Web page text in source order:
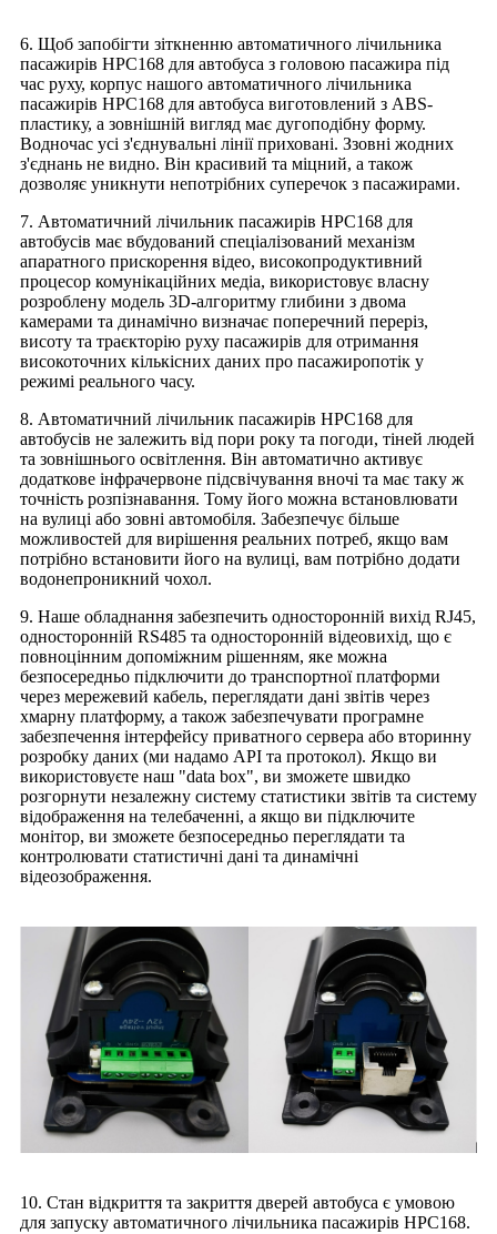
6. Щоб запобігти зіткненню автоматичного лічильника
пасажирів HPC168 для автобуса з головою пасажира під
час руху, корпус нашого автоматичного лічильника
пасажирів HPC168 для автобуса виготовлений з ABS-
пластику, а зовнішній вигляд має дугоподібну форму.
Водночас усі з'єднувальні лінії приховані. Ззовні жодних
з'єднань не видно. Він красивий та міцний, а також
дозволяє уникнути непотрібних суперечок з пасажирами.
7. Автоматичний лічильник пасажирів HPC168 для
автобусів має вбудований спеціалізований механізм
апаратного прискорення відео, високопродуктивний
процесор комунікаційних медіа, використовує власну
розроблену модель 3D-алгоритму глибини з двома
камерами та динамічно визначає поперечний переріз,
висоту та траєкторію руху пасажирів для отримання
високоточних кількісних даних про пасажиропотік у
режимі реального часу.
8. Автоматичний лічильник пасажирів HPC168 для
автобусів не залежить від пори року та погоди, тіней людей
та зовнішнього освітлення. Він автоматично активує
додаткове інфрачервоне підсвічування вночі та має таку ж
точність розпізнавання. Тому його можна встановлювати
на вулиці або зовні автомобіля. Забезпечує більше
можливостей для вирішення реальних потреб, якщо вам
потрібно встановити його на вулиці, вам потрібно додати
водонепроникний чохол.
9. Наше обладнання забезпечить односторонній вихід RJ45,
односторонній RS485 та односторонній відеовихід, що є
повноцінним допоміжним рішенням, яке можна
безпосередньо підключити до транспортної платформи
через мережевий кабель, переглядати дані звітів через
хмарну платформу, а також забезпечувати програмне
забезпечення інтерфейсу приватного сервера або вторинну
розробку даних (ми надамо API та протокол). Якщо ви
використовуєте наш "data box", ви зможете швидко
розгорнути незалежну систему статистики звітів та систему
відображення на телебаченні, а якщо ви підключите
монітор, ви зможете безпосередньо переглядати та
контролювати статистичні дані та динамічні
відеозображення.
10. Стан відкриття та закриття дверей автобуса є умовою
для запуску автоматичного лічильника пасажирів HPC168.